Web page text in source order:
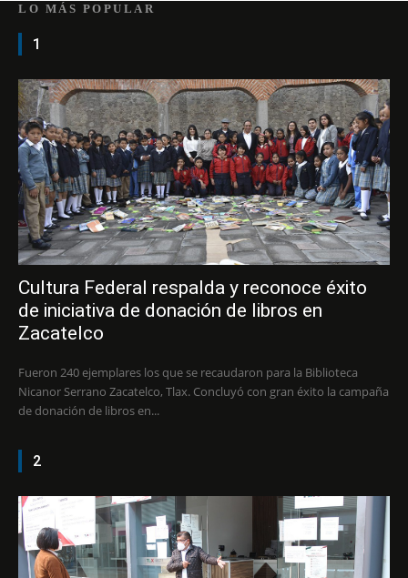
LO MÁS POPULAR
1
Cultura Federal respalda y reconoce éxito
de iniciativa de donación de libros en
Zacatelco
Fueron 240 ejemplares los que se recaudaron para la Biblioteca
Nicanor Serrano Zacatelco, Tlax. Concluyó con gran éxito la campaña
de donación de libros en...
2